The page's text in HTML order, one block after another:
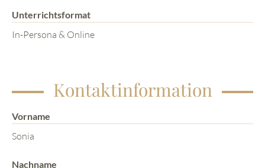
Unterrichtsformat
In-Persona & Online
Kontaktinformation
Vorname
Sonia
Nachname